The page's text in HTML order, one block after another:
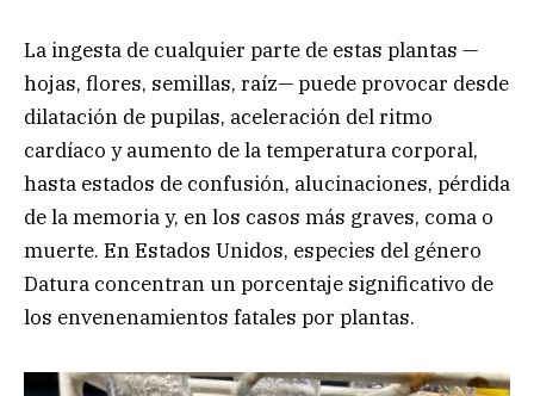
La ingesta de cualquier parte de estas plantas —
hojas, flores, semillas, raíz— puede provocar desde
dilatación de pupilas, aceleración del ritmo
cardíaco y aumento de la temperatura corporal,
hasta estados de confusión, alucinaciones, pérdida
de la memoria y, en los casos más graves, coma o
muerte. En Estados Unidos, especies del género
Datura concentran un porcentaje significativo de
los envenenamientos fatales por plantas.